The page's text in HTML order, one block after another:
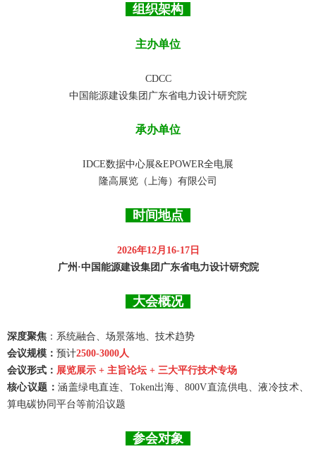
组织架构
主办单位
CDCC
中国能源建设集团广东省电力设计研究院
承办单位
IDCE数据中心展&EPOWER全电展
隆高展览（上海）有限公司
时间地点
2026年12月16-17日
广州·中国能源建设集团广东省电力设计研究院
大会概况
深度聚焦 ：系统融合、场景落地、技术趋势
会议规模： 预计2500-3000人
会议形式： 展览展示 + 主旨论坛 + 三大平行技术专场
核心议题：涵盖绿电直连、Token出海、800V直流供电、液冷技术、
算电碳协同平台等前沿议题
参会对象